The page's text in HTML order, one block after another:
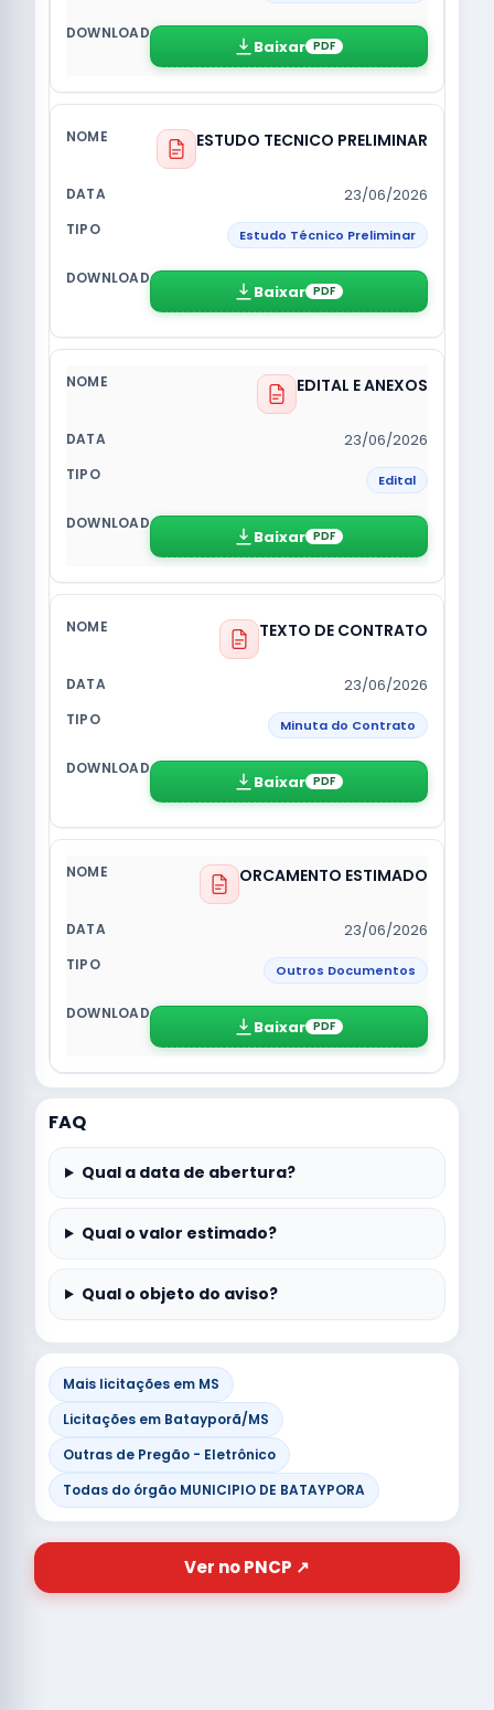
Baixar PDF
ESTUDO TECNICO PRELIMINAR
23/06/2026
Estudo Técnico Preliminar
Baixar PDF
EDITAL E ANEXOS
23/06/2026
Edital
Baixar PDF
TEXTO DE CONTRATO
23/06/2026
Minuta do Contrato
Baixar PDF
ORCAMENTO ESTIMADO
23/06/2026
Outros Documentos
Baixar PDF
FAQ
Qual a data de abertura?
Qual o valor estimado?
Qual o objeto do aviso?
Mais licitações em MS
Licitações em Batayporã/MS
Outras de Pregão - Eletrônico
Todas do órgão MUNICIPIO DE BATAYPORA
Ver no PNCP ↗